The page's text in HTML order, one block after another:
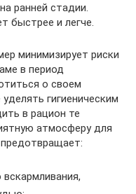
ранней стадии.
быстрее и легче.
минимизирует риски
в период
о своем
гигиеническим
в рацион те
атмосферу для